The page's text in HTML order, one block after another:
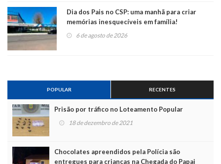
Dia dos Pais no CSP: uma manhã para criar
memórias inesquecíveis em família!
6 de agosto de 2026
POPULAR RECENTES
Prisão por tráfico no Loteamento Popular
18 de dezembro de 2021
Chocolates apreendidos pela Polícia são
entregues para crianças na Chegada do Papai